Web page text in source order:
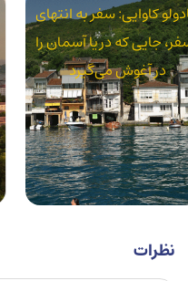
محله بشیکتاش: جایی که
تاریخ باشکوه در کنار شور
بی‌پایان فوتبال نفس می‌کشد
نظرات